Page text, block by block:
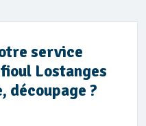
service
Lostanges
découpage ?